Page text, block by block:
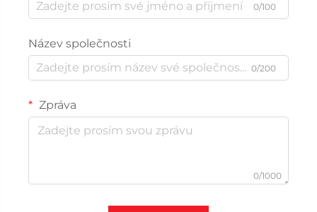
0/100
Název společnosti
0/200
Zpráva
0/1000